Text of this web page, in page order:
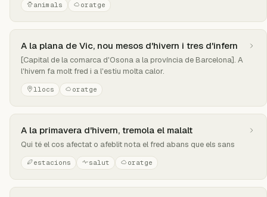
animals oratge
A la plana de Vic, nou mesos d'hivern i tres d'infern
[Capital de la comarca d'Osona a la província de Barcelona]. A
l'hivern fa molt fred i a l'estiu molta calor.
llocs oratge
A la primavera d'hivern, tremola el malalt
Qui té el cos afectat o afeblit nota el fred abans que els sans
estacions salut oratge